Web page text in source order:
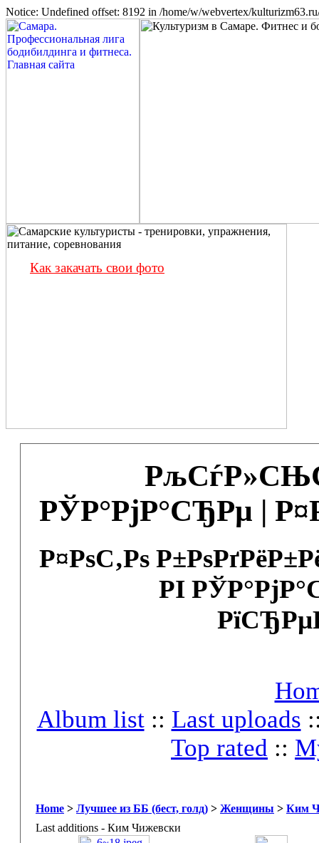
Notice: Undefined offset: 8192 in /home/w/webvertex/
РЎР°РјР°СЂРµ |
Р¤РѕС‚Рѕ
РІ
Album list:: Last uploads
Top rated ::
Home > Лучшее из ББ (бест, голд) > Женщины > Ким
Last additions - Ким Чижевски
Как закачать свои фото